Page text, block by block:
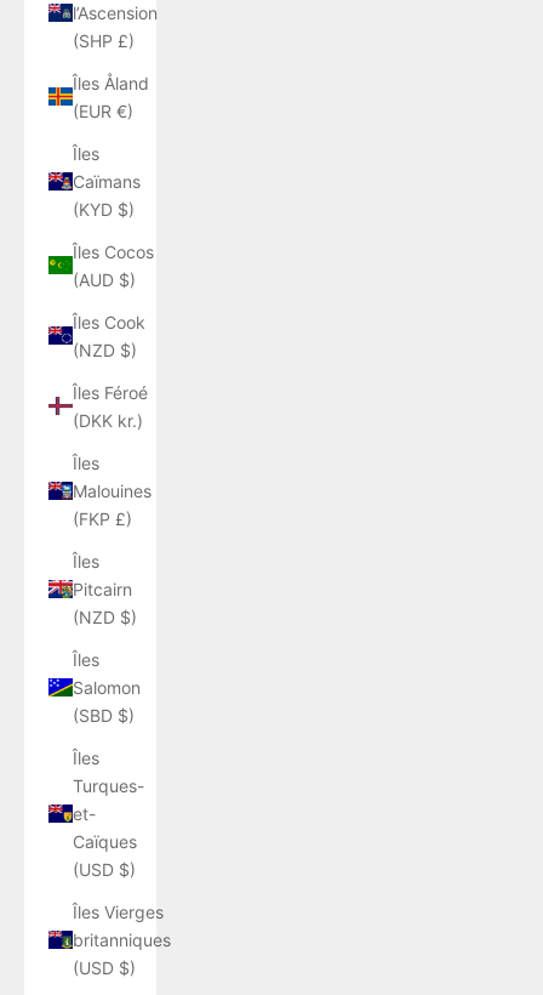
l’Ascension
(SHP £)
Îles Åland
(EUR €)
Îles
Caïmans
(KYD $)
Îles Cocos
(AUD $)
Îles Cook
(NZD $)
Îles Féroé
(DKK kr.)
Îles
Malouines
(FKP £)
Îles
Pitcairn
(NZD $)
Îles
Salomon
(SBD $)
Îles
Turques-
et-
Caïques
(USD $)
Îles Vierges
britanniques
(USD $)